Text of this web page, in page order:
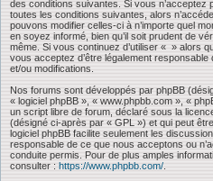
des conditions suivantes. Si vous n’acceptez
toutes les conditions suivantes, alors
pouvons modifier celles-ci à n’importe quel
en soyez informé, bien qu’il soit prudent de
même. Si vous continuez d’utiliser « » alors
vous acceptez d’être légalement
et/ou modifications.
Nos forums sont développés par phpBB
« logiciel phpBB », « www.phpbb.com », «
un script libre de forum, déclaré sous la
(désigné ci-après par « GPL ») et qui peut
logiciel phpBB facilite seulement les
responsable de ce que nous acceptons ou
conduite permis. Pour de plus amples
consulter : https://www.phpbb.com/